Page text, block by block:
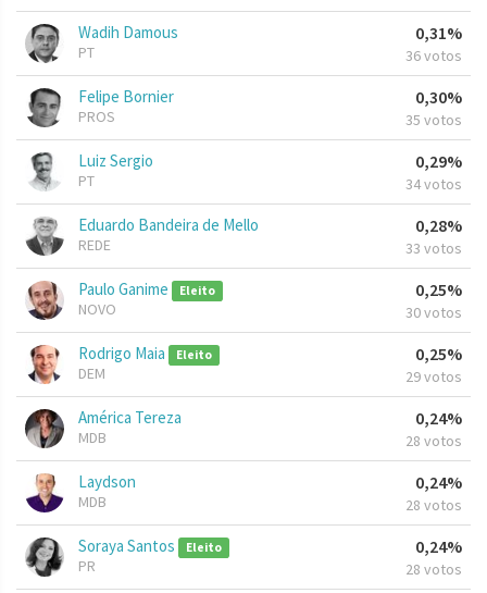
Wadih Damous
PT
0,31%
36 votos
Felipe Bornier
PROS
0,30%
35 votos
Luiz Sergio
PT
0,29%
34 votos
Eduardo Bandeira de Mello
REDE
0,28%
33 votos
Paulo Ganime Eleito
NOVO
0,25%
30 votos
Rodrigo Maia Eleito
DEM
0,25%
29 votos
América Tereza
MDB
0,24%
28 votos
Laydson
MDB
0,24%
28 votos
Soraya Santos Eleito
PR
0,24%
28 votos